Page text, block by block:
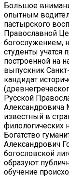
Большое
опытным
пастырского
Православной
богослужением,
студенты
построенной на
выпускник
кандидат
Русской
Александровича
известный в
филологических
Богатство
Александрович
богословской
образуют
обучение